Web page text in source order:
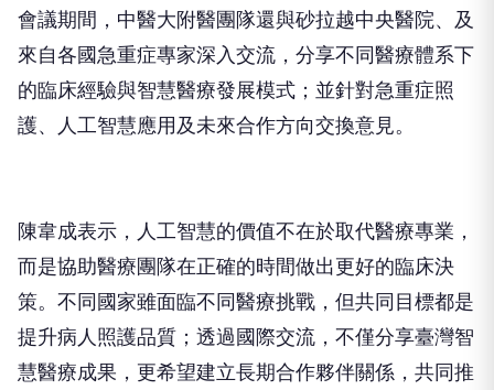
會議期間，中醫大附醫團隊還與砂拉越中央醫院、及
來自各國急重症專家深入交流，分享不同醫療體系下
的臨床經驗與智慧醫療發展模式；並針對急重症照
護、人工智慧應用及未來合作方向交換意見。
陳韋成表示，人工智慧的價值不在於取代醫療專業，
而是協助醫療團隊在正確的時間做出更好的臨床決
策。不同國家雖面臨不同醫療挑戰，但共同目標都是
提升病人照護品質；透過國際交流，不僅分享臺灣智
慧醫療成果，更希望建立長期合作夥伴關係，共同推